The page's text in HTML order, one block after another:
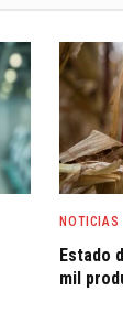
NOTICIAS
Estado
mil